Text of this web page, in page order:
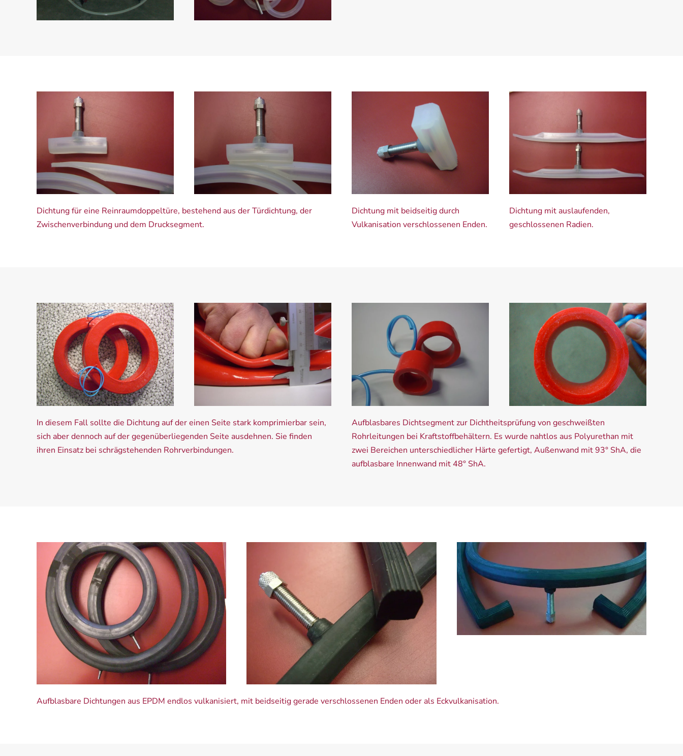
Dichtung für eine Reinraumdoppeltüre, bestehend aus der Türdichtung, der
Zwischenverbindung und dem Drucksegment.
Dichtung mit beidseitig durch
Vulkanisation verschlossenen Enden.
Dichtung mit auslaufenden,
geschlossenen Radien.
In diesem Fall sollte die Dichtung auf der einen Seite stark komprimierbar sein,
sich aber dennoch auf der gegenüberliegenden Seite ausdehnen. Sie finden
ihren Einsatz bei schrägstehenden Rohrverbindungen.
Aufblasbares Dichtsegment zur Dichtheitsprüfung von geschweißten
Rohrleitungen bei Kraftstoffbehältern. Es wurde nahtlos aus Polyurethan mit
zwei Bereichen unterschiedlicher Härte gefertigt, Außenwand mit 93° ShA, die
aufblasbare Innenwand mit 48° ShA.
Aufblasbare Dichtungen aus EPDM endlos vulkanisiert, mit beidseitig gerade verschlossenen Enden oder als Eckvulkanisation.